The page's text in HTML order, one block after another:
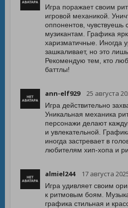
Игра поражает своим
игровой механикой.
оппонентов,
музикантам. Графика
харизматичные. Иногда
зашкаливает, но это
Рекомендую тем, кто
баттлы!
ann-elf929 25 августа
Игра действительно
Уникальная механика
персонажи делают
и увлекательной.
иногда застревает в
любителям хип-хопа и
almiel244 17 августа
Игра удивляет своим
к ритмовым боям. Музыка
графика стильная и